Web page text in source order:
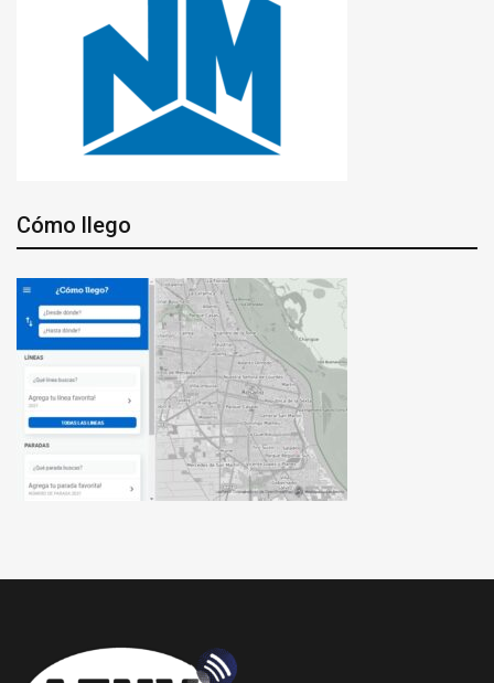
Cómo llego